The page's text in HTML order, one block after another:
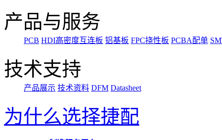
产品与服务
PCB HDI高密度互连板 铝基板 FPC挠性板 PCBA配单
技术支持
产品展示 技术资料 DFM Datasheet
为什么选择捷配